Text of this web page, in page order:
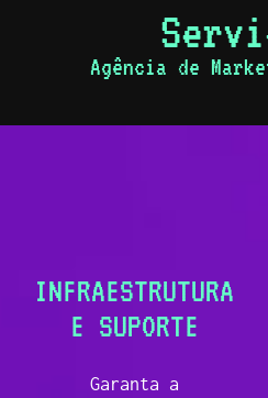
Agência de
INFRAESTRUTURA
E SUPORTE
Garanta a